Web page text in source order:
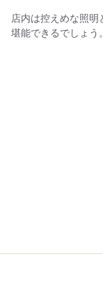
店内は控えめな照明
堪能できるでしょう。